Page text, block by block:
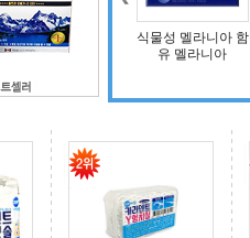
조인트 보스 엠에스
엠(보스웰리아, 비
상어연골, 콜라겐)
식물성 멜라니아 함
유 멜라니아